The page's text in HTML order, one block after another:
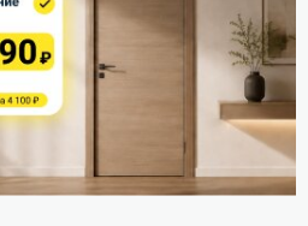
169.RU